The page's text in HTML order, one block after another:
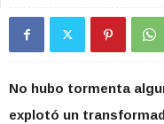
No hubo tormenta
explotó un